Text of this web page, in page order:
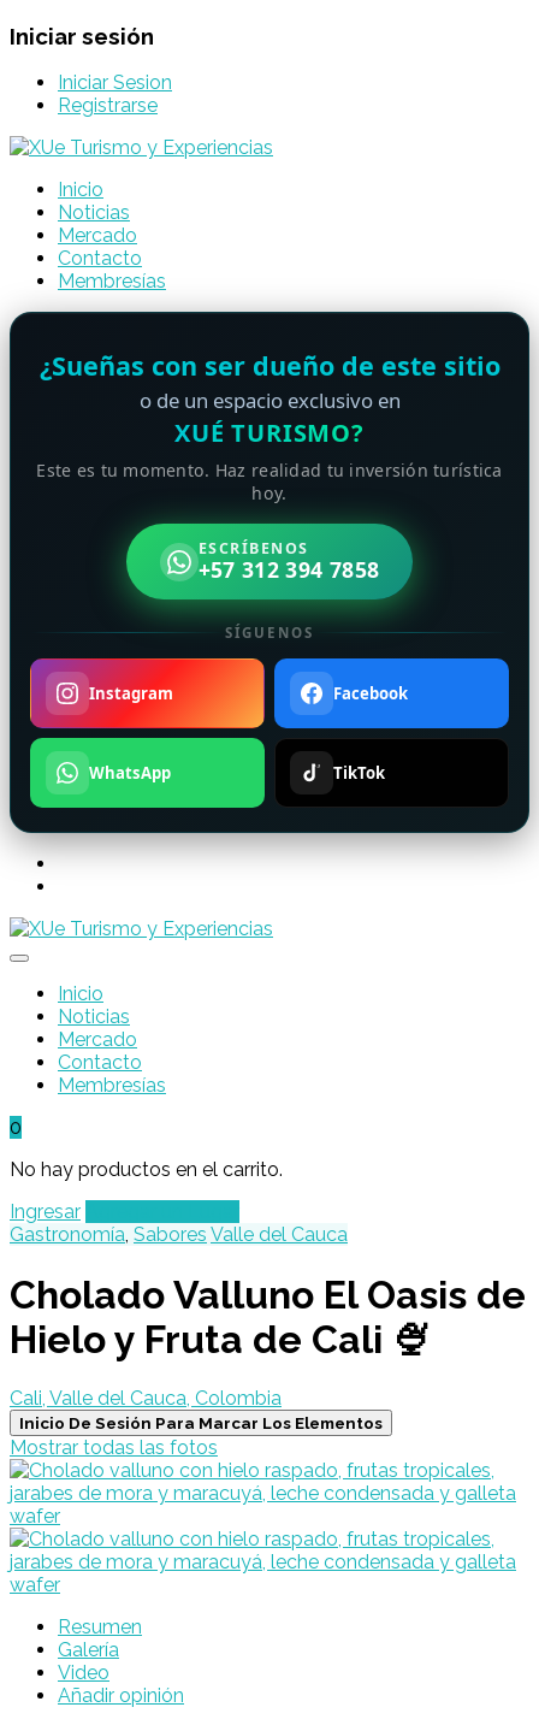
Iniciar sesión
Iniciar Sesion
Registrarse
Inicio
Noticias
Mercado
Contacto
Membresías
¿Sueñas con ser dueño de este sitio
o de un espacio exclusivo en
XUÉ TURISMO?
Este es tu momento. Haz realidad tu inversión turística
hoy.
ESCRÍBENOS
+57 312 394 7858
SÍGUENOS
Instagram Facebook
WhatsApp TikTok
Inicio
Noticias
Mercado
Contacto
Membresías
0
No hay productos en el carrito.
Ingresar
Gastronomía, Sabores Valle del Cauca
Cholado Valluno El Oasis de
Hielo y Fruta de Cali 🍨
Cali, Valle del Cauca, Colombia
Inicio De Sesión Para Marcar Los Elementos
Mostrar todas las fotos
Resumen
Galería
Video
Añadir opinión